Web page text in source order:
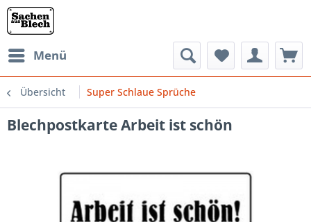
Menü
Übersicht Super Schlaue Sprüche
Blechpostkarte Arbeit ist schön